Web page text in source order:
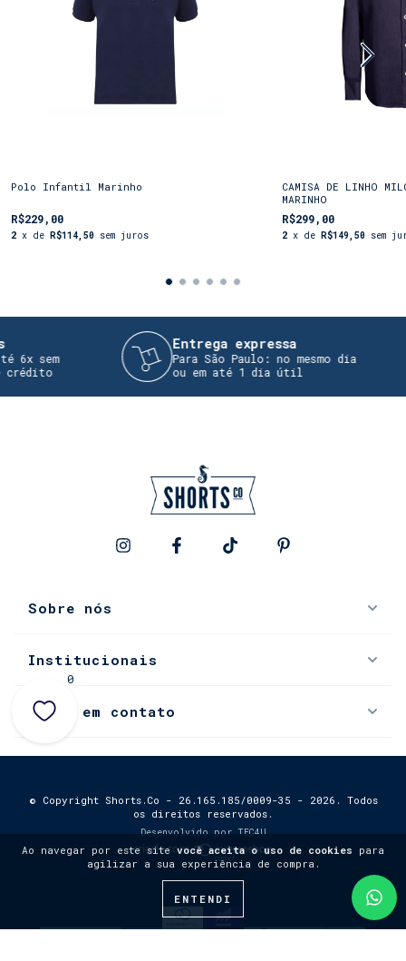
Ao navegar por este sitevocê aceita o uso de cookies para
agilizar a sua experiência de compra.
ENTENDI
Polo Infantil Marinho
R$229,00
2 x de R$114,50 sem juros
CAMISA DE LINHO
MARINHO
R$299,00
2 x de R$149,50 sem
sem
Entrega expressa
Para São Paulo: no mesmo dia
ou em até 1 dia útil
Sobre nós
Institucionais
Entre em contato
© Copyright Shorts.Co - 26.165.185/0009-35 - 2026. Todos
os direitos reservados.
Desenvolvido por TEC4U
0